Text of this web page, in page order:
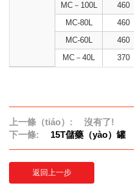
MC－100L
460
MC-80L
460
MC-60L
460
MC－40L
370
上一條（tiáo）:
沒有了!
下一條:
15T儲藥（yào）罐
返回上一步